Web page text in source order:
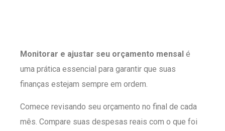
Monitorar e ajustar seu orçamento mensal é
uma prática essencial para garantir que suas
finanças estejam sempre em ordem.
Comece revisando seu orçamento no final de cada
mês. Compare suas despesas reais com o que foi